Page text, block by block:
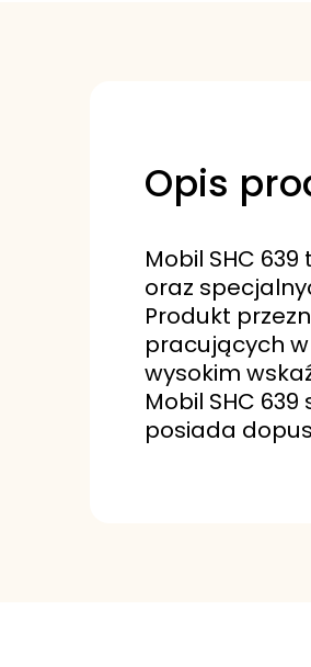
Opis
Mobil SHC
oraz
Produkt
pracujących
wysokim
Mobil SHC
posiada